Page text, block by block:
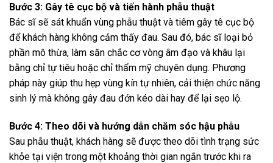
Bước 3: Gây tê cục bộ và tiến hành phẫu thuật
Bác sĩ sẽ sát khuẩn vùng phẫu thuật và tiêm gây tê cục bộ
để khách hàng không cảm thấy đau. Sau đó, bác sĩ loại bỏ
phần mô thừa, làm săn chắc cơ vòng âm đạo và khâu lại
bằng chỉ tự tiêu hoặc chỉ thẩm mỹ chuyên dụng. Phương
pháp này giúp thu hẹp vùng kín tự nhiên, cải thiện chức năng
sinh lý mà không gây đau đớn kéo dài hay để lại sẹo lộ.
Bước 4: Theo dõi và hướng dẫn chăm sóc hậu phẫu
Sau phẫu thuật, khách hàng sẽ được theo dõi tình trạng sức
khỏe tại viện trong một khoảng thời gian ngắn trước khi ra